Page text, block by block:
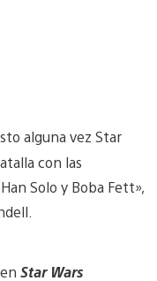
alguna vez Star
con las
Solo y Boba Fett»,
Star Wars